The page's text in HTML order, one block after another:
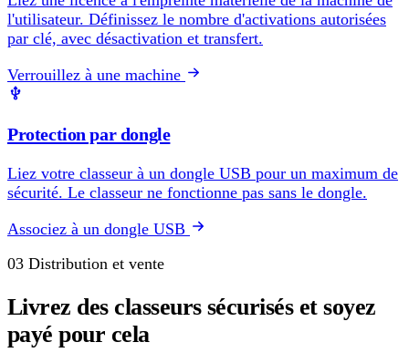
l'utilisateur. Définissez le nombre d'activations autorisées
par clé, avec désactivation et transfert.
Verrouillez à une machine
Protection par dongle
Liez votre classeur à un dongle USB pour un maximum de
sécurité. Le classeur ne fonctionne pas sans le dongle.
Associez à un dongle USB
03 Distribution et vente
Livrez des classeurs sécurisés et soyez
payé pour cela